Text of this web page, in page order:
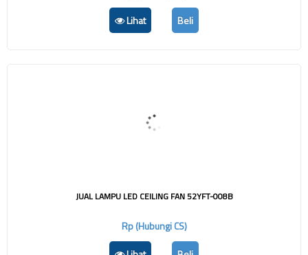
Lihat
Beli
JUAL LAMPU LED CEILING FAN 52YFT-008B
Rp (Hubungi CS)